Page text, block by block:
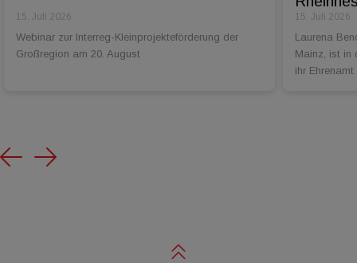
15. Juli 2026
Webinar zur Interreg-Kleinprojekteförderung der
Großregion am 20. August
15. Juli 2026
Laurena
Mainz, ist in
ihr
Previous
Next